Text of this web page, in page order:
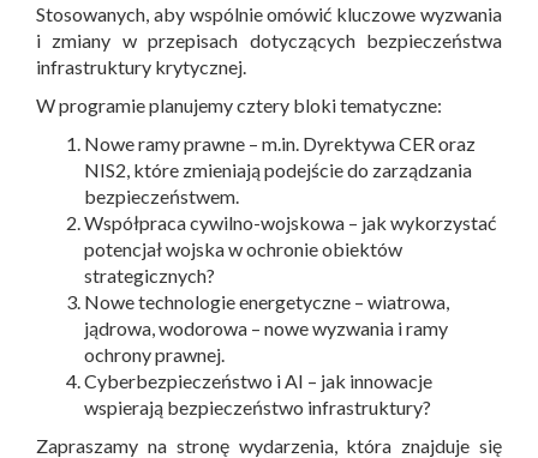
Stosowanych, aby wspólnie omówić kluczowe wyzwania
i zmiany w przepisach dotyczących bezpieczeństwa
infrastruktury krytycznej.
W programie planujemy cztery bloki tematyczne:
Nowe ramy prawne – m.in. Dyrektywa CER oraz
NIS2, które zmieniają podejście do zarządzania
bezpieczeństwem.
Współpraca cywilno-wojskowa – jak wykorzystać
potencjał wojska w ochronie obiektów
strategicznych?
Nowe technologie energetyczne – wiatrowa,
jądrowa, wodorowa – nowe wyzwania i ramy
ochrony prawnej.
Cyberbezpieczeństwo i AI – jak innowacje
wspierają bezpieczeństwo infrastruktury?
Zapraszamy na stronę wydarzenia, która znajduje się